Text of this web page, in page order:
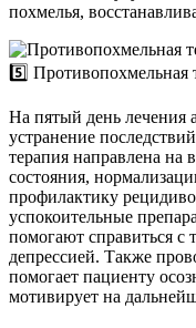
похмелья,
5️⃣ Противопохмельная
На пятый день лечения
устранение
терапия направлена на
состояния,
профилактику
успокоительные
помогают справиться с
депрессией. Также
помогает пациенту
мотивирует на